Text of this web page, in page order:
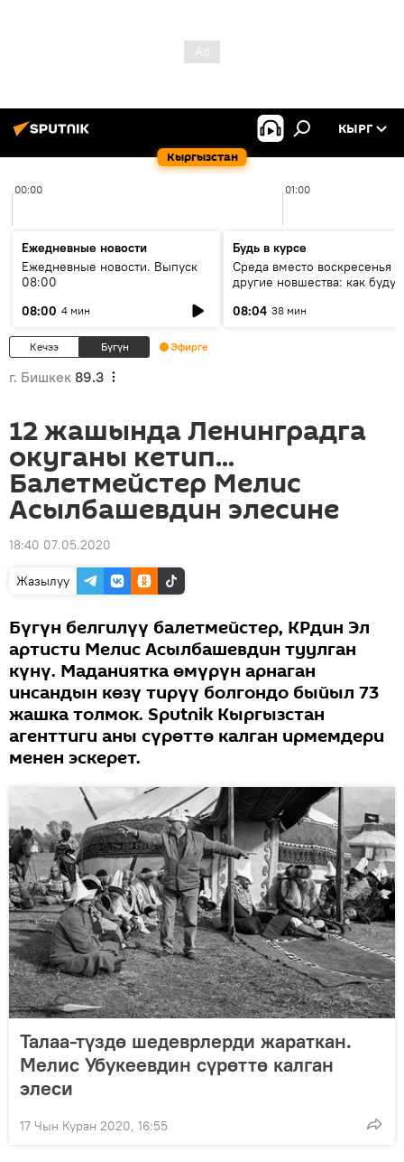
Кыргызстан
КЫРГ
00:00 01:00
Ежедневные новости
Ежедневные новости. Выпуск
08:00
08:00 4 мин
Будь в курсе
Среда вместо воскресенья и
другие новшества: как будут
08:04 38 мин
Кечээ Бүгүн Эфирге
г. Бишкек 89.3
12 жашында Ленинградга
окуганы кетип...
Балетмейстер Мелис
Асылбашевдин элесине
18:40 07.05.2020
Жазылуу
Бүгүн белгилүү балетмейстер, КРдин Эл
артисти Мелис Асылбашевдин туулган
күнү. Маданиятка өмүрүн арнаган
инсандын көзү тирүү болгондо быйыл 73
жашка толмок. Sputnik Кыргызстан
агенттиги аны сүрөттө калган ирмемдери
менен эскерет.
Талаа-түздө шедеврлерди жараткан.
Мелис Убукеевдин сүрөттө калган
элеси
17 Чын Куран 2020, 16:55